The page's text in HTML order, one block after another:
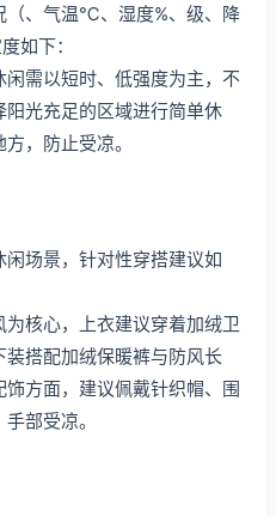
（、气温℃、湿度%、级、降
如下：
需以短时、低强度为主，不
光充足的区域进行简单休
，防止受凉。
场景，针对性穿搭建议如
核心，上衣建议穿着加绒卫
搭配加绒保暖裤与防风长
方面，建议佩戴针织帽、围
部受凉。